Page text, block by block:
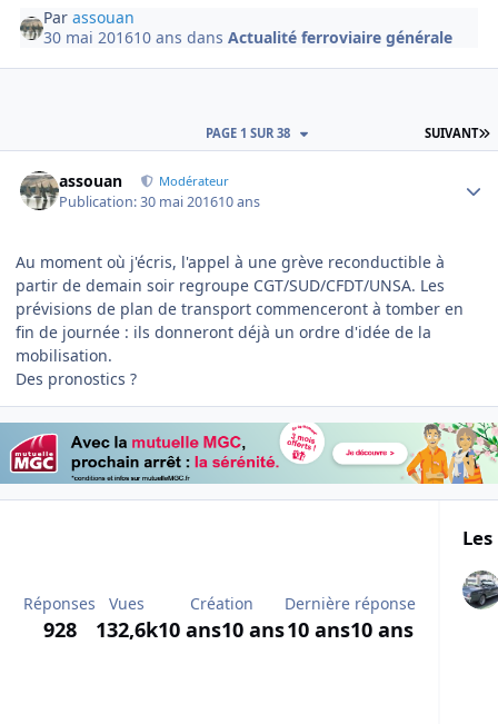
Parassouan
30 mai 201610 ans dansActualité ferroviaire générale
SUIVANT
PAGE 1 SUR 38
assouan Modérateur
Publication:30 mai 201610 ans
Au moment où j'écris, l'appel à une grève reconductible à
partir de demain soir regroupe CGT/SUD/CFDT/UNSA. Les
prévisions de plan de transport commenceront à tomber en
fin de journée : ils donneront déjà un ordre d'idée de la
mobilisation.
Des pronostics ?
Réponses
928
Vues
132,6k
Création
10 ans10 ans
Dernière réponse
10 ans10 ans